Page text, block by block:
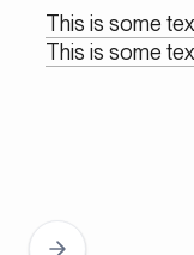
This is some
This is some